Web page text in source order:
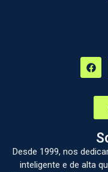
Desde 1999, nos
inteligente e de alta